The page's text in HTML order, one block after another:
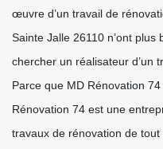
œuvre d’un travail de
Sainte Jalle 26110 n’ont
chercher un réalisateur d’un
Parce que MD Rénovation
Rénovation 74 est une
travaux de rénovation de